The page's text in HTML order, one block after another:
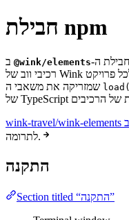
חבילת npm
חבילת ה-@wink/elements ב-npm היא הדרך המהירה ביותר להוסיף
רכיבי ווב של Wink לכל פרויקט JavaScript או TypeScript. היא מספקת
שמזריקה את משאבי ה-CDN והצהרות טיפוס מלאות
לתרומה.
התקנה
Section titled “התקנה”